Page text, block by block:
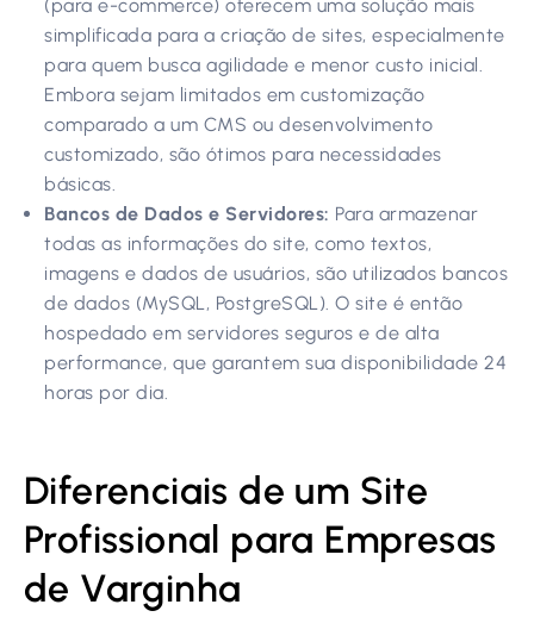
(para e-commerce) oferecem uma solução mais
simplificada para a criação de sites, especialmente
para quem busca agilidade e menor custo inicial.
Embora sejam limitados em customização
comparado a um CMS ou desenvolvimento
customizado, são ótimos para necessidades
básicas.
Bancos de Dados e Servidores: Para armazenar
todas as informações do site, como textos,
imagens e dados de usuários, são utilizados bancos
de dados (MySQL, PostgreSQL). O site é então
hospedado em servidores seguros e de alta
performance, que garantem sua disponibilidade 24
horas por dia.
Diferenciais de um Site
Profissional para Empresas
de Varginha